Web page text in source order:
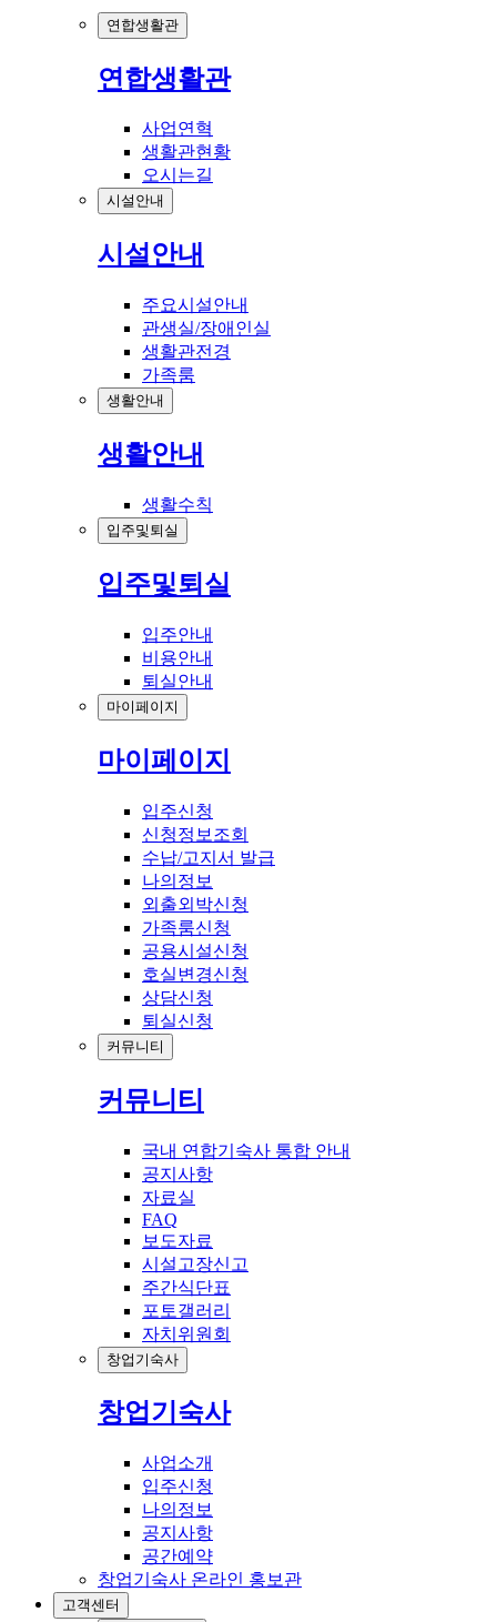
연합생활관
연합생활관
사업연혁
생활관현황
오시는길
시설안내
시설안내
주요시설안내
관생실/장애인실
생활관전경
가족룸
생활안내
생활안내
생활수칙
입주및퇴실
입주및퇴실
입주안내
비용안내
퇴실안내
마이페이지
마이페이지
입주신청
신청정보조회
수납/고지서 발급
나의정보
외출외박신청
가족룸신청
공용시설신청
호실변경신청
상담신청
퇴실신청
커뮤니티
커뮤니티
국내 연합기숙사 통합 안내
공지사항
자료실
FAQ
보도자료
시설고장신고
주간식단표
포토갤러리
자치위원회
창업기숙사
창업기숙사
사업소개
입주신청
나의정보
공지사항
공간예약
창업기숙사 온라인 홍보관
고객센터